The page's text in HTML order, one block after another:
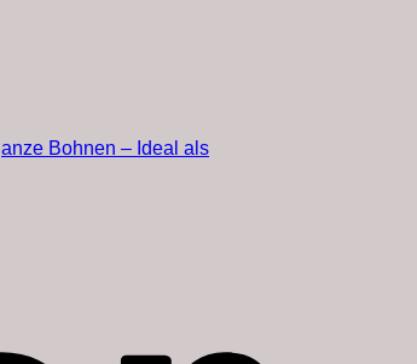
Bohnen – Ideal als